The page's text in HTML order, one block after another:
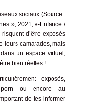
sociaux (Source :
», 2021, e-Enfance /
d’être exposés
leurs camarades, mais
un espace virtuel,
bien réelles !
exposés,
ou encore au
de les informer